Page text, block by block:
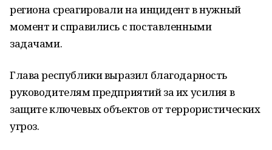
региона среагировали на инцидент в нужный
момент и справились с поставленными
задачами.
Глава республики выразил благодарность
руководителям предприятий за их усилия в
защите ключевых объектов от террористических
угроз.